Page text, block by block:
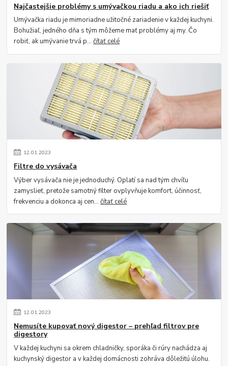
Najčastejšie problémy s umývačkou riadu a ako ich riešiť
Umývačka riadu je mimoriadne užitočné zariadenie v každej kuchyni.
Bohužiaľ, jedného dňa s tým môžeme mať problémy aj my. Čo
robiť, ak umývanie trvá p...čítať celé
12.01.2023
Filtre do vysávača
Výber vysávača nie je jednoduchý. Oplatí sa nad tým chvíľu
zamyslieť, pretože samotný filter ovplyvňuje komfort, účinnosť,
frekvenciu a dokonca aj cen...čítať celé
12.01.2023
Nemusíte kupovať nový digestor – prehľad filtrov pre
digestory
V každej kuchyni sa okrem chladničky, sporáka či rúry nachádza aj
kuchynský digestor a v každej domácnosti zohráva dôležitú úlohu.